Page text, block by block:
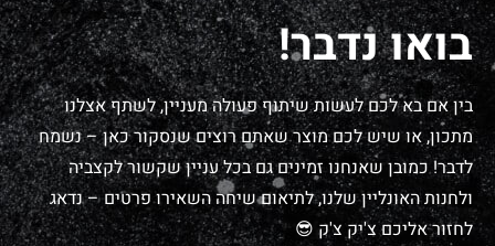
בואו נדבר!
בין אם בא לכם לעשות שיתוף פעולה מעניין, לשתף אצלנו
מתכון, או שיש לכם מוצר שאתם רוצים שנסקור כאן – נשמח
לדבר! כמובן שאנחנו זמינים גם בכל עניין שקשור לקצביה
ולחנות האונליין שלנו, לתיאום שיחה השאירו פרטים – נדאג
לחזור אליכם צ'יק צ'ק 😎